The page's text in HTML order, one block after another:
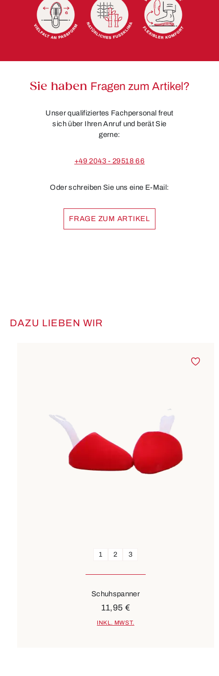
Sie haben Fragen zum Artikel?
Unser qualifiziertes Fachpersonal freut
sich über Ihren Anruf und berät Sie
gerne:
+49 2043 - 29518 66
Oder schreiben Sie uns eine E-Mail:
FRAGE ZUM ARTIKEL
Produktgalerie überspringen
DAZU LIEBEN WIR
1 2 3
Schuhspanner
11,95 €
INKL. MWST.